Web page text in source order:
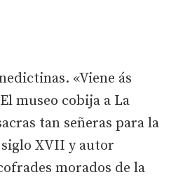
«Viene ás
museo cobija a La
tan señeras para la
XVII y autor
morados de la